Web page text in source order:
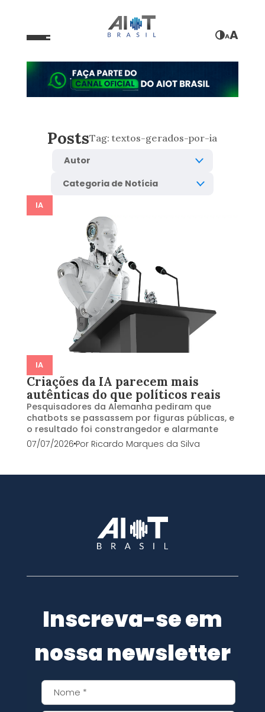
AA
PostsTag:textos-gerados-por-ia
IA
IA
Criações da IA parecem mais
autênticas do que políticos reais
Pesquisadores da Alemanha pediram que
chatbots se passassem por figuras públicas, e
o resultado foi constrangedor e alarmante
07/07/2026Por Ricardo Marques da Silva
Inscreva-se em
nossa newsletter